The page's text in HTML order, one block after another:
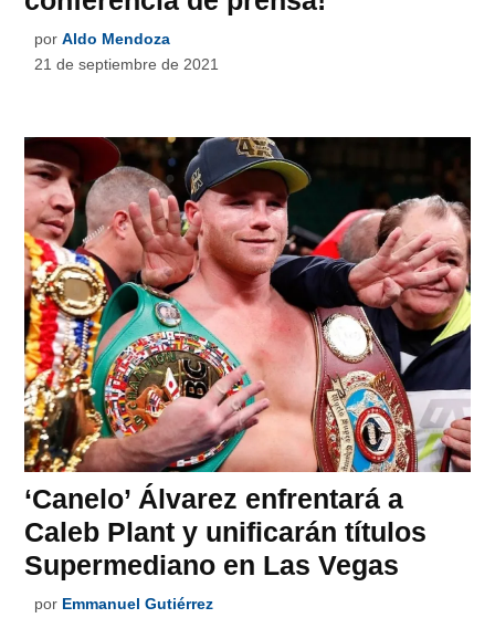
por Aldo Mendoza
21 de septiembre de 2021
‘Canelo’ Álvarez enfrentará a
Caleb Plant y unificarán títulos
Supermediano en Las Vegas
por Emmanuel Gutiérrez